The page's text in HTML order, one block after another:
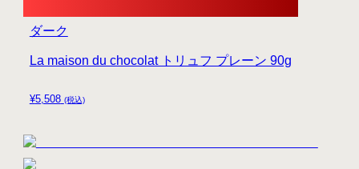
¥5,508 (税込)
La maison du chocolat トリュフ プレーン 90g
ダーク